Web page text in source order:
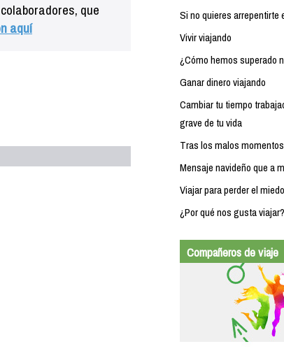
que
aquí
Si no quieres arrepentirte
Vivir viajando
¿Cómo hemos superado
Ganar dinero viajando
Cambiar tu tiempo
grave de tu vida
Tras los malos
Mensaje navideño que a
Viajar para perder el
¿Por qué nos gusta viajar?
Compañeros de viaje